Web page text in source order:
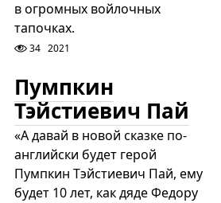
в огромных войлочных
тапочках.
34 2021
Пумпкин
Тэйстиевич Пай
«А давай в новой сказке по-
английски будет герой
Пумпкин Тэйстиевич Пай, ему
будет 10 лет, как дяде Федору